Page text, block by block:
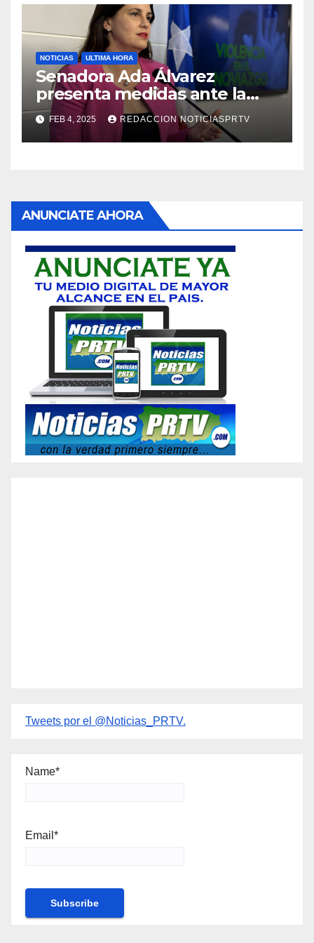
NOTICIAS ULTIMA HORA
Senadora Ada Álvarez
presenta medidas ante la
violencia en el noviazgo
FEB 4, 2025 REDACCION NOTICIASPRTV
ANUNCIATE AHORA
Tweets por el @Noticias_PRTV.
Name*
Email*